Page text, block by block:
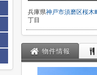
兵庫県神戸市須磨区桜木
丁目
物件情報